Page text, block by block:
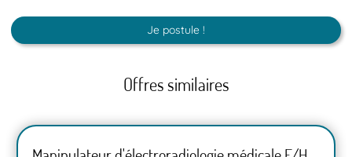
Je postule !
Offres similaires